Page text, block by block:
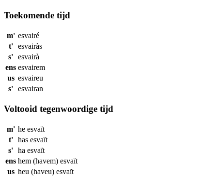
Toekomende tijd
m' esvairé
t'
esvairàs
s' esvairà
ens esvairem
us esvaireu
s' esvairan
Voltooid tegenwoordige tijd
m' he esvaït
t'
has esvaït
s' ha esvaït
ens hem (havem) esvaït
us heu (haveu) esvaït